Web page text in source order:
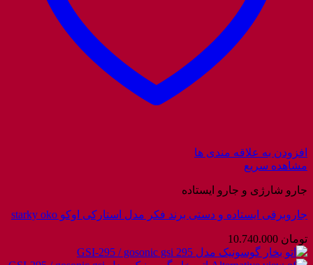
افزودن به علاقه مندی ها
مشاهده سریع
جارو شارژی و جارو ایستاده
جاروبرقی ایستاده و دستی برند فکر مدل استارکی اوکو starky oko
تومان